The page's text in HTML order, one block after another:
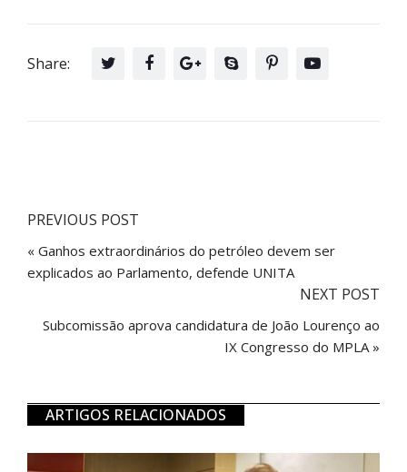
Share:
PREVIOUS POST
« Ganhos extraordinários do petróleo devem ser
explicados ao Parlamento, defende UNITA
NEXT POST
Subcomissão aprova candidatura de João Lourenço ao
IX Congresso do MPLA »
ARTIGOS RELACIONADOS